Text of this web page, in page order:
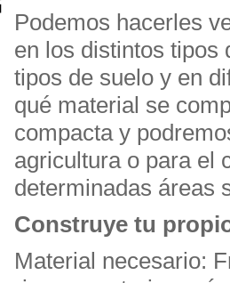
Podemos hacerles
en los distintos tipos
tipos de suelo y en
qué material se
compacta y
agricultura o para el
determinadas áreas
Construye tu
Material necesario: